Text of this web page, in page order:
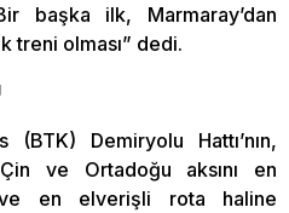
başka ilk, Marmaray’dan
treni olması” dedi.
(BTK) Demiryolu Hattı’nın,
ve Ortadoğu aksını en
en elverişli rota haline